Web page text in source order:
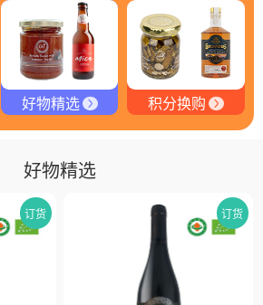
OE 中欧有机双认证红酒的独特魅力
好物精选 积分换购
好物精选
订货 订货